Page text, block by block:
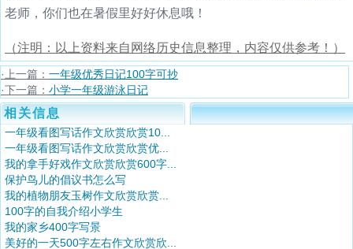
老师，你们也在暑假里好好休息哦！
（注明：以上资料来自网络历史信息整理，内容仅供参考！）
·上一篇： 一年级优秀日记100字可抄
·下一篇： 小学一年级游泳日记
相关信息
一年级看图写话作文欣赏欣赏10...
一年级看图写话作文欣赏欣赏优...
我的拿手好戏作文欣赏欣赏600字...
保护鸟儿的倡议书怎么写
我的植物朋友玉树作文欣赏欣赏...
100字的自我介绍小学生
我的家乡400字写景
美好的一天500字左右作文欣赏欣...